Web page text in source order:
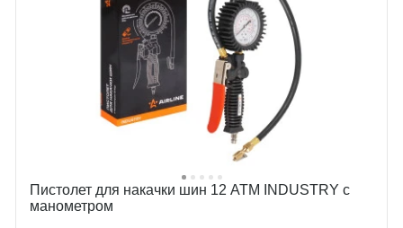
Пистолет для накачки шин 12 АТМ INDUSTRY с
манометром